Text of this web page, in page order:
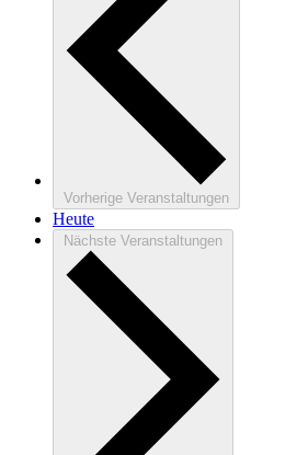
Vorherige Veranstaltungen
Heute
Nächste Veranstaltungen